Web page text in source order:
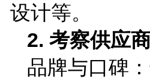
设计等。
2.考察供应
品牌与口碑